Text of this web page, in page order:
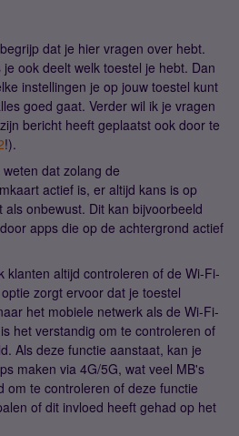
dat je hier vragen over hebt.
ook deelt welk toestel je hebt. Dan
instellingen je op jouw toestel kunt
goed gaat. Verder wil ik je vragen
bericht heeft geplaatst ook door te
!).
dat zolang de
actief is, er altijd kans is op
onbewust. Dit kan bijvoorbeeld
apps die op de achtergrond actief
klanten altijd controleren of de Wi-Fi-
zorgt ervoor dat je toestel
het mobiele netwerk als de Wi-Fi-
het verstandig om te controleren of
Als deze functie aanstaat, kan je
maken via 4G/5G, wat veel MB's
om te controleren of deze functie
of dit invloed heeft gehad op het